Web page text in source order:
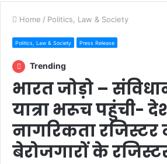
Home / Politics, Law & Society
Politics, Law & Society Press Release
Trending
भारत जोड़ो –
यात्रा भरूच पहुंची-
नागरिकता रजिस्टर
बेरोजगारों के